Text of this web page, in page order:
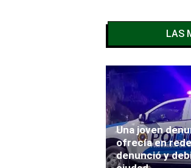
LAS
Una joven
ofrecía en
denunció y